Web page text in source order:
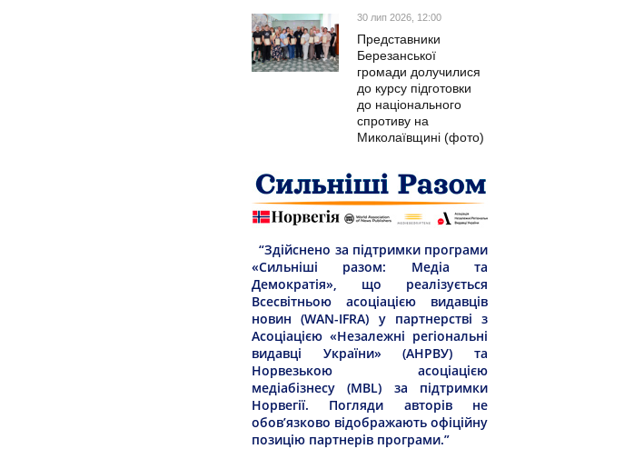
30 лип 2026, 12:00
Представники
Березанської
громади долучилися
до курсу підготовки
до національного
спротиву на
Миколаївщині (фото)
“Здійснено за підтримки програми
«Сильніші разом: Медіа та
Демократія», що реалізується
Всесвітньою асоціацією видавців
новин (WAN-IFRA) у партнерстві з
Асоціацією «Незалежні регіональні
видавці України» (АНРВУ) та
Норвезькою асоціацією
медіабізнесу (MBL) за підтримки
Норвегії. Погляди авторів не
обов’язково відображають офіційну
позицію партнерів програми.”